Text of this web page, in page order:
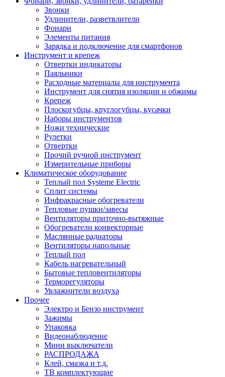
Звонки
Удлинители, разветвлители
Фонари
Элементы питания
Зарядка и подключение для смартфонов
Инструмент и крепеж
Отвертки индикаторы
Паяльники
Расходные материалы для инструмента
Инструмент для снятия изоляции и обжимы
Крепеж
Плоскогубцы, круглогубцы, кусачки
Наборы инструментов
Ножи технические
Рулетки
Отвертки
Прочий ручной инструмент
Измерительные приборы
Климатическое оборудование
Теплый пол Systeme Electric
Сплит системы
Инфракрасные обогреватели
Тепловые пушки/завесы
Вентиляторы приточно-вытяжные
Обогреватели конвекторные
Маслянные радиаторы
Вентиляторы напольные
Теплый пол
Кабель нагревательный
Бытовые тепловентиляторы
Терморегуляторы
Увлажнители воздуха
Прочее
Электро и Бензо инструмент
Зажимы
Упаковка
Видеонаблюдение
Мини выключатели
РАСПРОДАЖА
Клей, смазка и т.д.
ТВ комплектующие